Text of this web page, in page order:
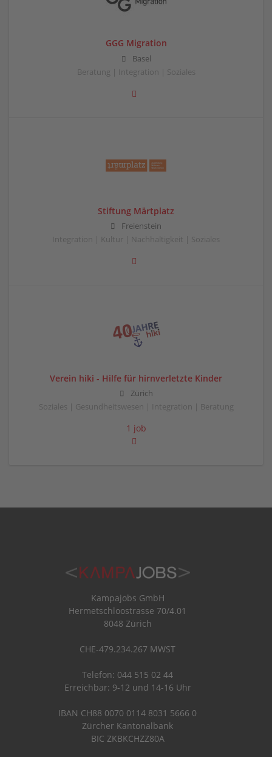
GGG Migration
Basel
Beratung | Integration | Soziales
Stiftung Märtplatz
Freienstein
Integration | Kultur | Nachhaltigkeit | Soziales
Verein hiki - Hilfe für hirnverletzte Kinder
Zürich
Soziales | Gesundheitswesen | Integration | Beratung
1 job
Kampajobs GmbH
Hermetschloostrasse 70/4.01
8048 Zürich
CHE-479.234.267 MWST
Telefon: 044 515 02 44
Erreichbar: 9-12 und 14-16 Uhr
IBAN CH88 0070 0114 8031 5666 0
Zürcher Kantonalbank
BIC ZKBKCHZZ80A